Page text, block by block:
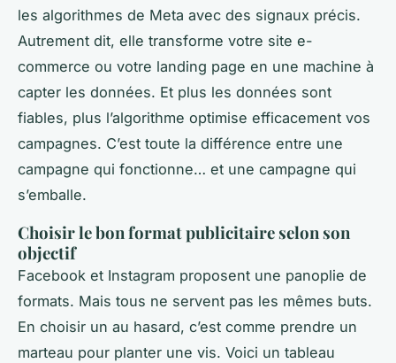
les algorithmes de Meta avec des signaux précis.
Autrement dit, elle transforme votre site e-
commerce ou votre landing page en une machine à
capter les données. Et plus les données sont
fiables, plus l’algorithme optimise efficacement vos
campagnes. C’est toute la différence entre une
campagne qui fonctionne… et une campagne qui
s’emballe.
Choisir le bon format publicitaire selon son
objectif
Facebook et Instagram proposent une panoplie de
formats. Mais tous ne servent pas les mêmes buts.
En choisir un au hasard, c’est comme prendre un
marteau pour planter une vis. Voici un tableau